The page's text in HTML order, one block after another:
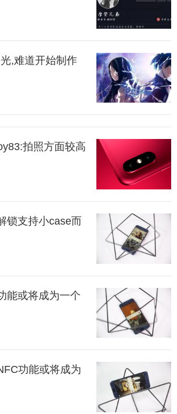
我的论断，对方好奇你为什么这么
么这么说，这时候你回答因为你刚
必这样的回答会让她又惊又喜。
引玉做法。
么久，你应该过来跟我说话，我
般姑娘看到你这么一句话会很生
说她在偷偷关注你。只要她一回复
共同点是我不联系你的时候你
。这句话既阐述了事实（你们此前
不会联系你），又让她感觉很意外
生男人突然会跟我这么来一句），
到你的幽默及平易近人。
下一页
秀目网 /探索 /文化
,难道开始制作
拍照方面较高
锁支持小case而
能或将成为一个
功能或将成为